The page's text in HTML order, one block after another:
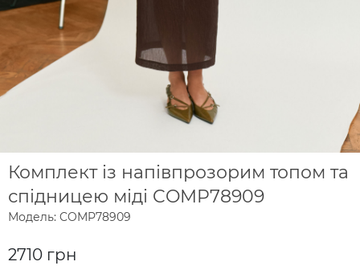
Комплект із напівпрозорим топом та
спідницею міді COMP78909
Модель: COMP78909
2710 грн